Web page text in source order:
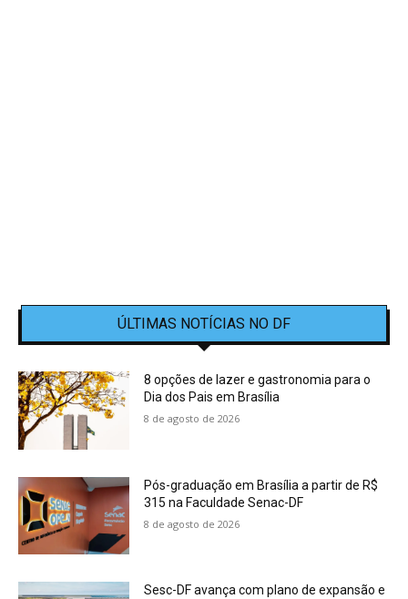
ÚLTIMAS NOTÍCIAS NO DF
8 opções de lazer e gastronomia para o
Dia dos Pais em Brasília
8 de agosto de 2026
Pós-graduação em Brasília a partir de R$
315 na Faculdade Senac-DF
8 de agosto de 2026
Sesc-DF avança com plano de expansão e